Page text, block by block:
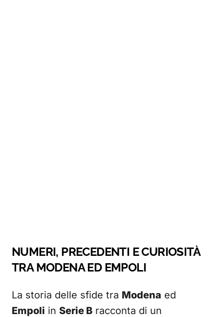
NUMERI, PRECEDENTI E CURIOSITÀ
TRA MODENA ED EMPOLI
La storia delle sfide tra Modena ed
Empoli in Serie B racconta di un